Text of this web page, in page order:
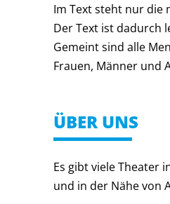
Im Text steht nur die
Der Text ist dadurch
Gemeint sind alle
Frauen, Männer und
ÜBER UNS
Es gibt viele Theater
und in der Nähe von